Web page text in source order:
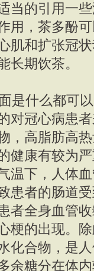
当的引用一
用，茶多酚
肌和扩张冠
长期饮茶。
什么都可以
对冠心病患
，高脂肪高
健康有较为
温下，人体
患者的肠道
者全身血管
梗的出现。
化合物，是
余糖分在体